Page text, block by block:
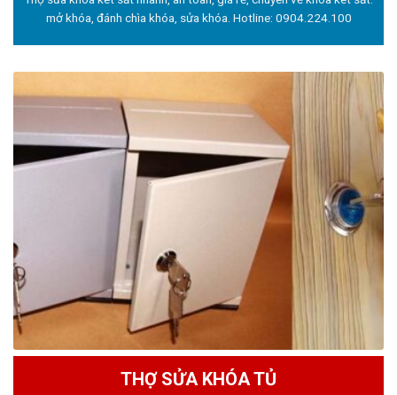
mở khóa, đánh chìa khóa, sửa khóa. Hotline: 0904.224.100
THỢ SỬA KHÓA TỦ